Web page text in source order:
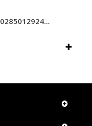
0285012924...